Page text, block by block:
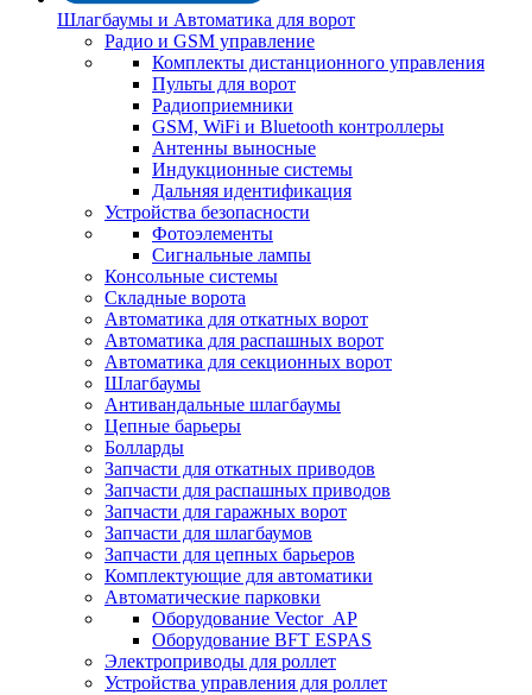
Шлагбаумы и Автоматика для ворот
Радио и GSM управление
Комплекты дистанционного управления
Пульты для ворот
Радиоприемники
GSM, WiFi и Bluetooth контроллеры
Антенны выносные
Индукционные системы
Дальняя идентификация
Устройства безопасности
Фотоэлементы
Сигнальные лампы
Консольные системы
Складные ворота
Автоматика для откатных ворот
Автоматика для распашных ворот
Автоматика для секционных ворот
Шлагбаумы
Антивандальные шлагбаумы
Цепные барьеры
Болларды
Запчасти для откатных приводов
Запчасти для распашных приводов
Запчасти для гаражных ворот
Запчасти для шлагбаумов
Запчасти для цепных барьеров
Комплектующие для автоматики
Автоматические парковки
Оборудование Vector_AP
Оборудование BFT ESPAS
Электроприводы для роллет
Устройства управления для роллет